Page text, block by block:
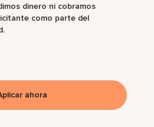
dinero ni cobramos
como parte del
ahora